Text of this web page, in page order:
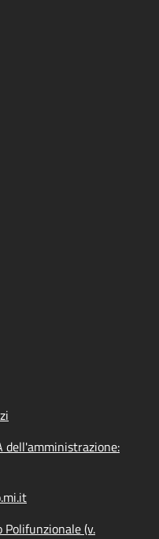
dell'amministrazione:
Polifunzionale (v.